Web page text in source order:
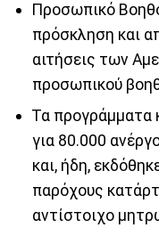
Προσωπικό
πρόσκληση και
αιτήσεις των
προσωπικού
Τα προγράμματα
για 80.000
και, ήδη,
παρόχους
αντίστοιχο